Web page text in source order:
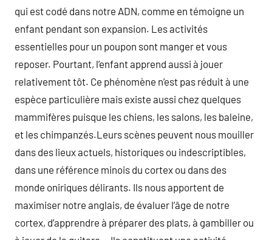
qui est codé dans notre ADN, comme en témoigne un
enfant pendant son expansion. Les activités
essentielles pour un poupon sont manger et vous
reposer. Pourtant, l’enfant apprend aussi à jouer
relativement tôt. Ce phénomène n’est pas réduit à une
espèce particulière mais existe aussi chez quelques
mammifères puisque les chiens, les salons, les baleine,
et les chimpanzés.Leurs scènes peuvent nous mouiller
dans des lieux actuels, historiques ou indescriptibles,
dans une référence minois du cortex ou dans des
monde oniriques délirants. Ils nous apportent de
maximiser notre anglais, de évaluer l’âge de notre
cortex, d’apprendre à préparer des plats, à gambiller ou